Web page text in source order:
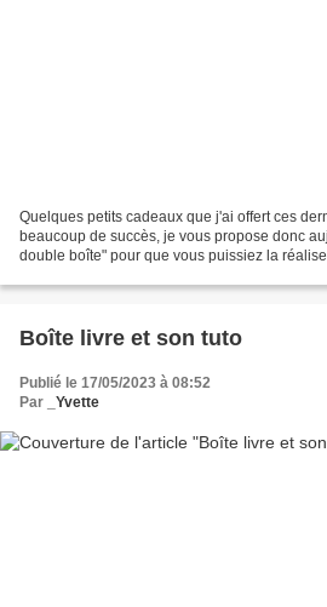
Quelques petits cadeaux que j'ai offert ces
beaucoup de succès, je vous propose donc
double boîte" pour que vous puissiez la
Boîte livre et son tuto
Publié le 17/05/2023 à 08:52
Par
_Yvette